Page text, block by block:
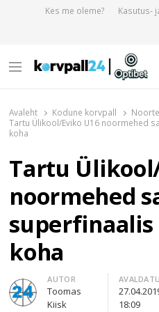
Kes me oleme? Kasutus-
Menu
Avaleht Kodune korvpall
Tartu Ülikool/Eviko U16 noormehed
koha
Tartu
noormehed
superfinaalis
koha
Author
AUTOR
Toomas
Kiisk
18:09